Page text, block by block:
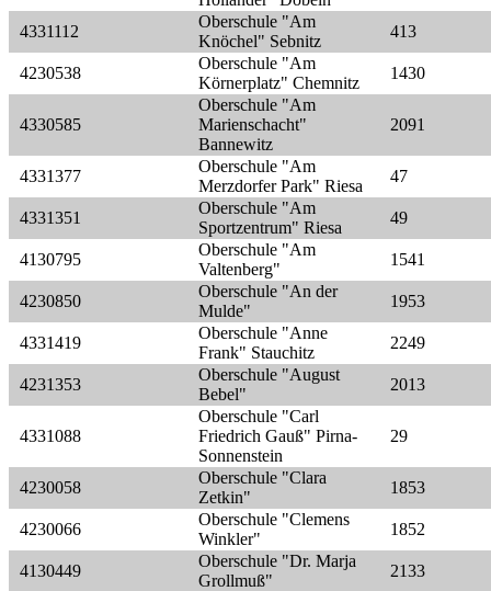
4331112
Oberschule "Am
Knöchel" Sebnitz
413
4230538
Oberschule "Am
Körnerplatz" Chemnitz
1430
4330585
Oberschule "Am
Marienschacht"
Bannewitz
2091
4331377
Oberschule "Am
Merzdorfer Park" Riesa
47
4331351
Oberschule "Am
Sportzentrum" Riesa
49
4130795
Oberschule "Am
Valtenberg"
1541
4230850
Oberschule "An der
Mulde"
1953
4331419
Oberschule "Anne
Frank" Stauchitz
2249
4231353
Oberschule "August
Bebel"
2013
4331088
Oberschule "Carl
Friedrich Gauß" Pirna-
Sonnenstein
29
4230058
Oberschule "Clara
Zetkin"
1853
4230066
Oberschule "Clemens
Winkler"
1852
4130449
Oberschule "Dr. Marja
Grollmuß"
2133